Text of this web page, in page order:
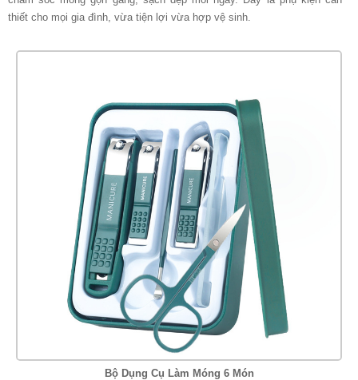
thiết cho mọi gia đình, vừa tiện lợi vừa hợp vệ sinh.
Bộ Dụng Cụ Làm Móng 6 Món